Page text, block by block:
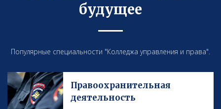
будущее
Популярные специальности "Колледжа управления и права".
Правоохранительная
деятельность